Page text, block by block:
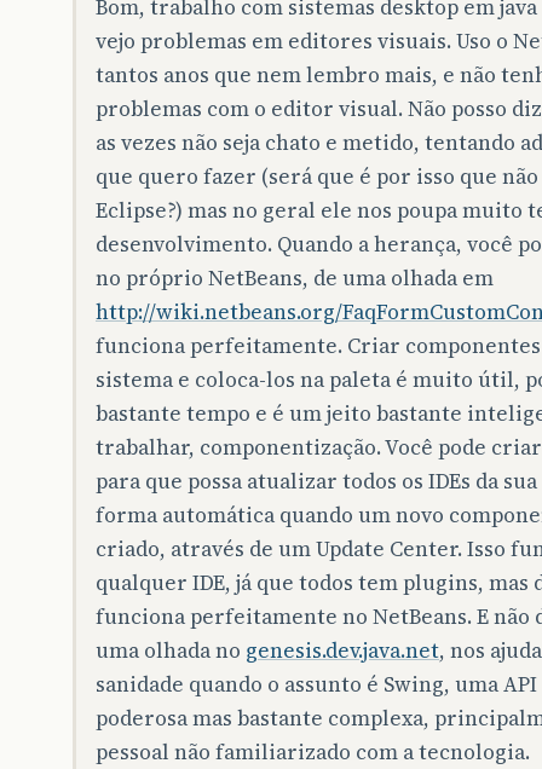
Bom, trabalho com sistemas desktop em java
vejo problemas em editores visuais. Uso o
tantos anos que nem lembro mais, e não
problemas com o editor visual. Não posso
as vezes não seja chato e metido, tentando
que quero fazer (será que é por isso que
Eclipse?) mas no geral ele nos poupa muito
desenvolvimento. Quando a herança, você
no próprio NetBeans, de uma olhada em
http://wiki.netbeans.org/
funciona perfeitamente. Criar componentes
sistema e coloca-los na paleta é muito útil,
bastante tempo e é um jeito bastante
trabalhar, componentização. Você pode
para que possa atualizar todos os IDEs da
forma automática quando um novo
criado, através de um Update Center. Isso
qualquer IDE, já que todos tem plugins, mas
funciona perfeitamente no NetBeans. E não
uma olhada no genesis.dev.java.net, nos
sanidade quando o assunto é Swing, uma
poderosa mas bastante complexa,
pessoal não familiarizado com a tecnologia.